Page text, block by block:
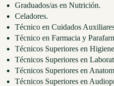
Graduados/as en Nutrición.
Celadores.
Técnico en Cuidados
Técnico en Farmacia y
Técnicos Superiores en
Técnicos Superiores en
Técnicos Superiores en
Técnicos Superiores en